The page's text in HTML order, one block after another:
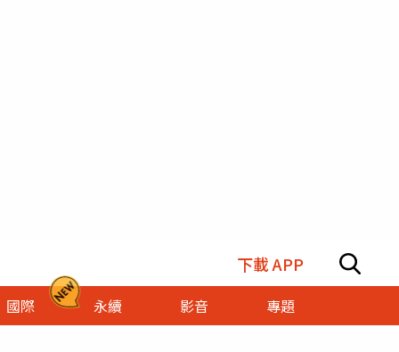
下載 APP
國際 永續 影音 專題